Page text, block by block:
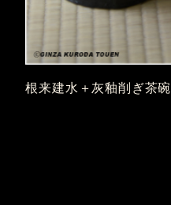
根来建水＋灰釉削ぎ茶碗